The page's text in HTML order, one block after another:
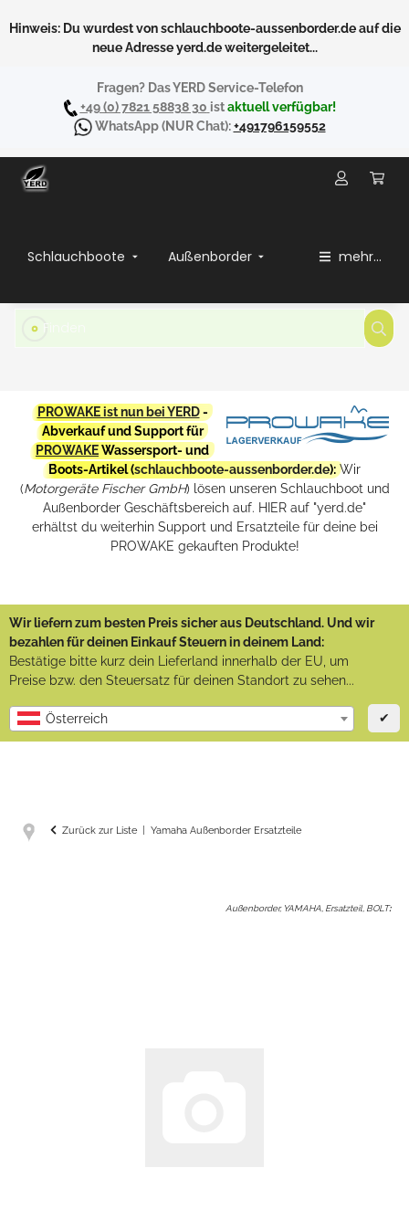
Hinweis: Du wurdest von schlauchboote-aussenborder.de auf die
neue Adresse yerd.de weitergeleitet...
Fragen? Das YERD Service-Telefon
+49 (0) 7821 58838 30 istaktuell verfügbar!
WhatsApp(NUR Chat):+491796159552
Schlauchboote Außenborder mehr...
PROWAKE ist nun bei YERD-
Abverkauf und Support für
PROWAKEWassersport- und
Boots-Artikel (schlauchboote-aussenborder.de): Wir
(Motorgeräte Fischer GmbH) lösen unseren Schlauchboot und
Außenborder Geschäftsbereich auf. HIER auf "yerd.de"
erhältst du weiterhin Support und Ersatzteile für deine bei
PROWAKE gekauften Produkte!
Wir liefern zum besten Preis sicher aus Deutschland. Und wir
bezahlen für deinen Einkauf Steuern in deinem Land:
Bestätige bitte kurz dein Lieferland innerhalb der EU, um
Preise bzw. den Steuersatz für deinen Standort zu sehen...
Österreich ✔
Zurück zur Liste Yamaha Außenborder Ersatzteile
Außenborder, YAMAHA, Ersatzteil, BOLT: